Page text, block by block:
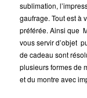
sublimation,
gaufrage. Tout est à
préférée. Ainsi que
vous servir d’objet
de cadeau sont
plusieurs formes de
et du montre avec